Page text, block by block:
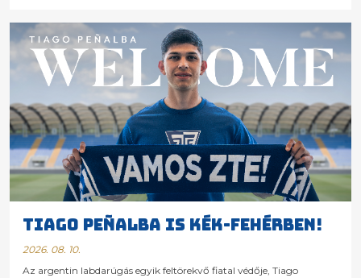
Tiago Peñalba is kék-fehérben!
2026. 08. 10.
Az argentin labdarúgás egyik feltörekvő fiatal védője, Tiago